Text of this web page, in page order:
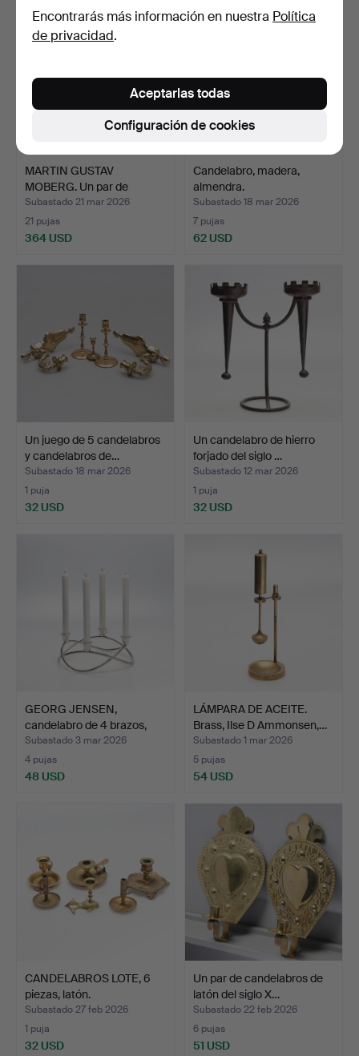
MARTIN GUSTAV
MOBERG. Un par de
candelabro…
Subastado 21 mar 2026
21 pujas
364 USD
Candelabro, madera,
almendra.
Subastado 18 mar 2026
7 pujas
62 USD
Un juego de 5 candelabros
y candelabros de…
Subastado 18 mar 2026
1 puja
32 USD
Un candelabro de hierro
forjado del siglo …
Subastado 12 mar 2026
1 puja
32 USD
GEORG JENSEN,
candelabro de 4 brazos,
«Sea…
Subastado 3 mar 2026
4 pujas
48 USD
LÁMPARA DE ACEITE.
Brass, Ilse D Ammonsen,…
Subastado 1 mar 2026
5 pujas
54 USD
CANDELABROS LOTE, 6
piezas, latón.
Subastado 27 feb 2026
1 puja
32 USD
Un par de candelabros de
latón del siglo X…
Subastado 22 feb 2026
6 pujas
51 USD
Encontrarás más información en nuestra Política
de privacidad.
Configuración de cookies
Aceptarlas todas